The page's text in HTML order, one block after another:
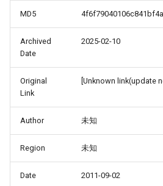
MD5
Archived
Date
2025-02-10
Original
Link
[Unknown link(update
Author 未知
Region 未知
Date 2011-09-02